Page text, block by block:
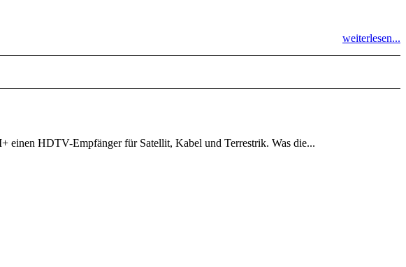
weiterlesen...
einen HDTV-Empfänger für Satellit, Kabel und Terrestrik. Was die...